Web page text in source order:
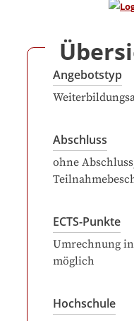
Angebotstyp
Abschluss
ohne
ECTS-Punkte
Umrechnung
möglich
Hochschule